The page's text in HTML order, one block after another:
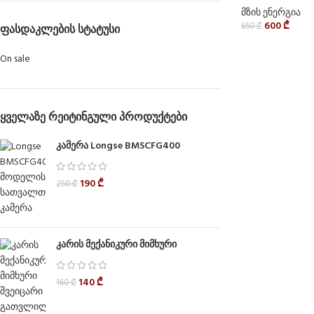
ᲤᲐᲡᲓᲐᲙᲚᲔᲑᲘᲡ ᲡᲢᲐᲢᲣᲡᲘ
On sale
ᲧᲕᲔᲚᲐᲖᲔ ᲠᲔᲘᲢᲘᲜᲒᲣᲚᲘ ᲞᲠᲝᲓᲣᲥᲢᲔᲑᲘ
კამერა Longse BMSCFG400
250₾ 190₾
კარის მექანიკური მიმხური
160₾ 140₾
მზის ენერგია
650₾ 600₾